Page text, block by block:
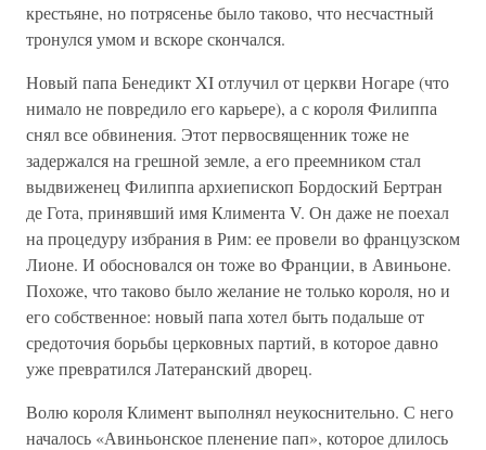
крестьяне, но потрясенье было таково, что несчастный
тронулся умом и вскоре скончался.
Новый папа Бенедикт XI отлучил от церкви Ногаре (что
нимало не повредило его карьере), а с короля Филиппа
снял все обвинения. Этот первосвященник тоже не
задержался на грешной земле, а его преемником стал
выдвиженец Филиппа архиепископ Бордоский Бертран
де Гота, принявший имя Климента V. Он даже не поехал
на процедуру избрания в Рим: ее провели во французском
Лионе. И обосновался он тоже во Франции, в Авиньоне.
Похоже, что таково было желание не только короля, но и
его собственное: новый папа хотел быть подальше от
средоточия борьбы церковных партий, в которое давно
уже превратился Латеранский дворец.
Волю короля Климент выполнял неукоснительно. С него
началось «Авиньонское пленение пап», которое длилось